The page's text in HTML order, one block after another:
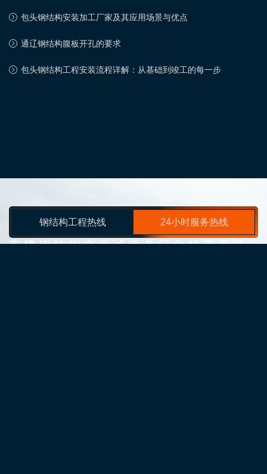
包头钢结构安装加工厂家及其应用场景与优点
通辽钢结构腹板开孔的要求
包头钢结构工程安装流程详解：从基础到竣工的每一步
以质量促生产，靠诚信求共赢
东建钢结构在此诚邀各行业精英真诚
钢结构工程热线 24小时服务热线